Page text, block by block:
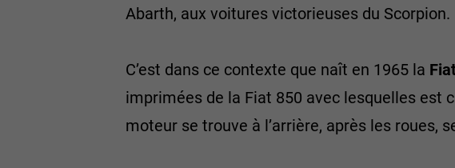
Abarth, aux voitures victorieuses du Scorpion.
C’est dans ce contexte que naît en 1965 la
imprimées de la Fiat 850 avec lesquelles est
moteur se trouve à l’arrière, après les roues,